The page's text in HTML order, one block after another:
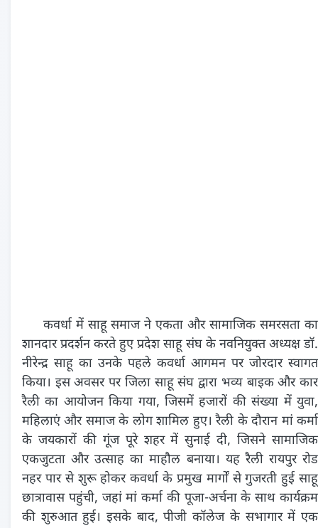
कवर्धा में साहू समाज ने एकता और सामाजिक समरसता का
शानदार प्रदर्शन करते हुए प्रदेश साहू संघ के नवनियुक्त अध्यक्ष डॉ.
नीरेन्द्र साहू का उनके पहले कवर्धा आगमन पर जोरदार स्वागत
किया। इस अवसर पर जिला साहू संघ द्वारा भव्य बाइक और कार
रैली का आयोजन किया गया, जिसमें हजारों की संख्या में युवा,
महिलाएं और समाज के लोग शामिल हुए। रैली के दौरान मां कर्मा
के जयकारों की गूंज पूरे शहर में सुनाई दी, जिसने सामाजिक
एकजुटता और उत्साह का माहौल बनाया। यह रैली रायपुर रोड
नहर पार से शुरू होकर कवर्धा के प्रमुख मार्गों से गुजरती हुई साहू
छात्रावास पहुंची, जहां मां कर्मा की पूजा-अर्चना के साथ कार्यक्रम
की शुरुआत हुई। इसके बाद, पीजी कॉलेज के सभागार में एक